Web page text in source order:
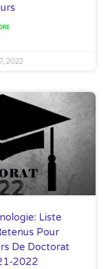
2022
Liste
Pour
De Doctorat
2022